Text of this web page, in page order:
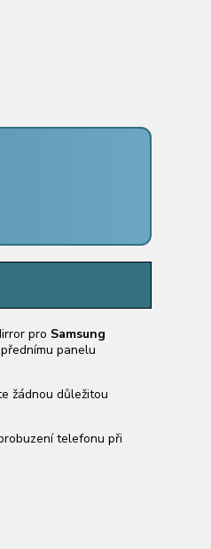
pro Samsung
panelu
žádnou důležitou
telefonu při